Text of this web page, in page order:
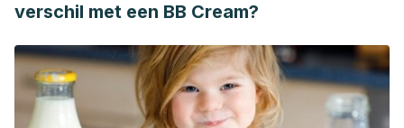
verschil met een BB Cream?